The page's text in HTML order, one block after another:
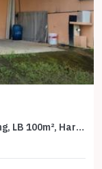
Kesempatan Rumah di BSB City, Semarang, LB 100m², Harga 1,3 Miliar